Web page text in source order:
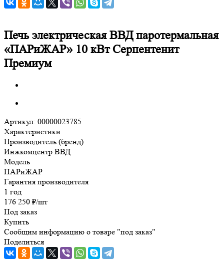
Печь электрическая ВВД паротермальная
«ПАРиЖАР» 10 кВт Серпентенит
Премиум
Артикул: 00000023785
Характеристики
Производитель (бренд)
Инжкомцентр ВВД
Модель
ПАРиЖАР
Гарантия производителя
1 год
176 250 ₽/шт
Под заказ
Купить
Сообщим информацию о товаре "под заказ"
Поделиться